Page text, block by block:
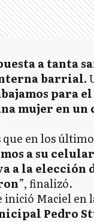
a tanta
barrial.
para
mujer en un
en los
a su celular
a la elección
”, finalizó.
inició Maciel en
Pedro